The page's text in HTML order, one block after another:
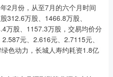
月份，从至7月的六个月时间
312.6万股、1466.8万股、
万股、1157.3万股，交易均价分
元、2.616元、2.7115元、
色动力，长城人寿约耗资1.8亿